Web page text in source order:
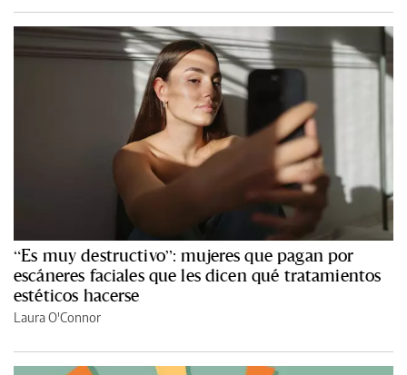
“Es muy destructivo”: mujeres que pagan por
escáneres faciales que les dicen qué tratamientos
estéticos hacerse
Laura O'Connor